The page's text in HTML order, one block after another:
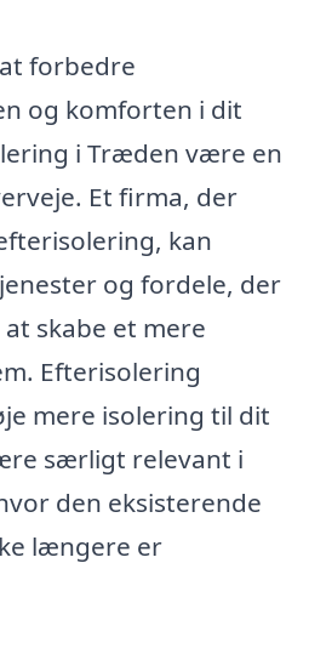
forbedre
og komforten i dit
i Træden være en
Et firma, der
kan
og fordele, der
skabe et mere
Efterisolering
mere isolering til dit
særligt relevant i
den eksisterende
længere er